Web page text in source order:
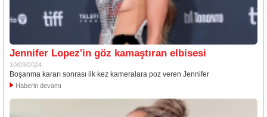
Jennifer Lopez'in göz kamaştıran elbisesi
10/09/2024
Boşanma kararı sonrası ilk kez kameralara poz veren Jennifer
Haberin devamı